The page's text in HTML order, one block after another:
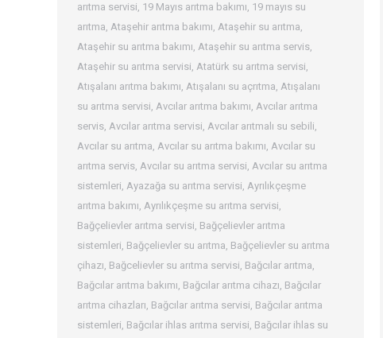
arıtma servisi, 19 Mayıs arıtma bakımı, 19 mayıs su
arıtma, Ataşehir arıtma bakımı, Ataşehir su arıtma,
Ataşehir su arıtma bakımı, Ataşehir su arıtma servis,
Ataşehir su arıtma servisi, Atatürk su arıtma servisi,
Atışalanı arıtma bakımı, Atışalanı su açrıtma, Atışalanı
su arıtma servisi, Avcılar arıtma bakımı, Avcılar arıtma
servis, Avcılar arıtma servisi, Avcılar arıtmalı su sebili,
Avcılar su arıtma, Avcılar su arıtma bakımı, Avcılar su
arıtma servis, Avcılar su arıtma servisi, Avcılar su arıtma
sistemleri, Ayazağa su arıtma servisi, Ayrılıkçeşme
arıtma bakımı, Ayrılıkçeşme su arıtma servisi,
Bağçelievler arıtma servisi, Bağçelievler arıtma
sistemleri, Bağçelievler su arıtma, Bağçelievler su arıtma
çihazı, Bağcelievler su arıtma servisi, Bağcılar arıtma,
Bağcılar arıtma bakımı, Bağcılar arıtma cihazı, Bağcılar
arıtma cihazları, Bağcılar arıtma servisi, Bağcılar arıtma
sistemleri, Bağcılar ihlas arıtma servisi, Bağcılar ihlas su